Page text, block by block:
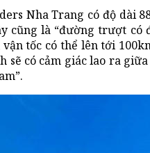
Nha Trang có độ dài
cũng là “đường trượt có
tốc có thể lên tới
sẽ có cảm giác lao ra